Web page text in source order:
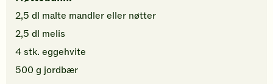
2,5 dl malte mandlereller nøtter
2,5 dl melis
4stk. eggehvite
500g jordbær